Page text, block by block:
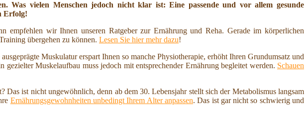
Was vielen Menschen jedoch nicht klar ist: Eine passende und vor allem gesunde
Erfolg!
empfehlen wir Ihnen unseren Ratgeber zur Ernährung und Reha. Gerade im körperlichen
übergehen zu können. Lesen Sie hier mehr dazu!
Muskulatur erspart Ihnen so manche Physiotherapie, erhöht Ihren Grundumsatz und
Muskelaufbau muss jedoch mit entsprechender Ernährung begleitet werden. Schauen
Das ist nicht ungewöhnlich, denn ab dem 30. Lebensjahr stellt sich der Metabolismus langsam
Ernährungsgewohnheiten unbedingt Ihrem Alter anpassen. Das ist gar nicht so schwierig und